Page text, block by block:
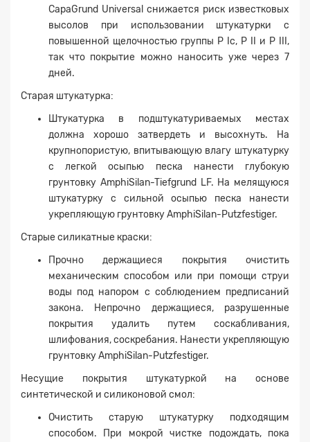
CapaGrund Universal снижается риск известковых
высолов при использовании штукатурки с
повышенной щелочностью группы P Ic, P II и P III,
так что покрытие можно наносить уже через 7
дней.
Старая штукатурка:
Штукатурка в подштукатуриваемых местах
должна хорошо затвердеть и высохнуть. На
крупнопористую, впитывающую влагу штукатурку
с легкой осыпью песка нанести глубокую
грунтовку AmphiSilan-Tiefgrund LF. На мелящуюся
штукатурку с сильной осыпью песка нанести
укрепляющую грунтовку AmphiSilan-Putzfestiger.
Старые силикатные краски:
Прочно держащиеся покрытия очистить
механическим способом или при помощи струи
воды под напором с соблюдением предписаний
закона. Непрочно держащиеся, разрушенные
покрытия удалить путем соскабливания,
шлифования, соскребания. Нанести укрепляющую
грунтовку AmphiSilan-Putzfestiger.
Несущие покрытия штукатуркой на основе
синтетической и силиконовой смол:
Очистить старую штукатурку подходящим
способом. При мокрой чистке подождать, пока